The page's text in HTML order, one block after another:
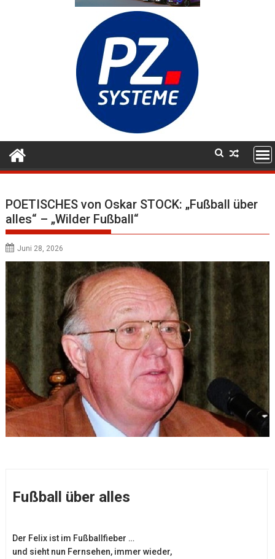
POETISCHES von Oskar STOCK: „Fußball über
alles“ – „Wilder Fußball“
Juni 28, 2026
Fußball über alles
Der Felix ist im Fußballfieber …
und sieht nun Fernsehen, immer wieder,